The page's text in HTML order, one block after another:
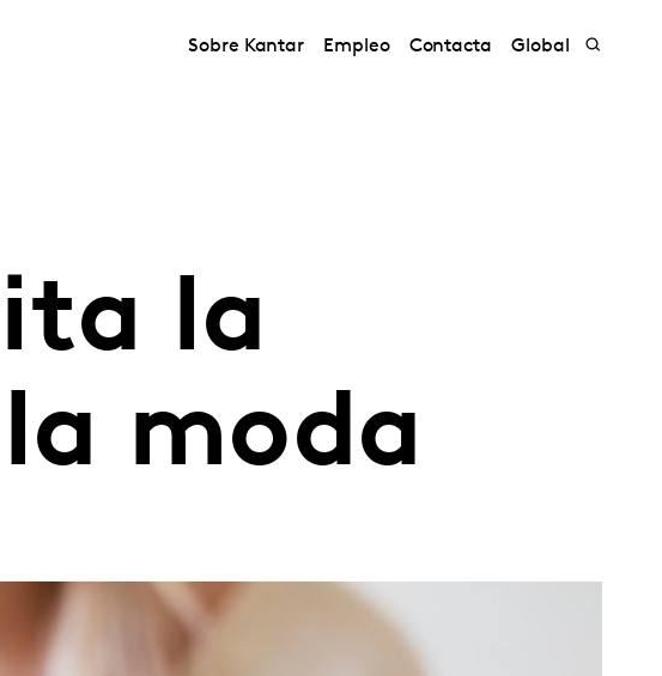
Sobre Kantar Empleo Contacta Global
la
moda